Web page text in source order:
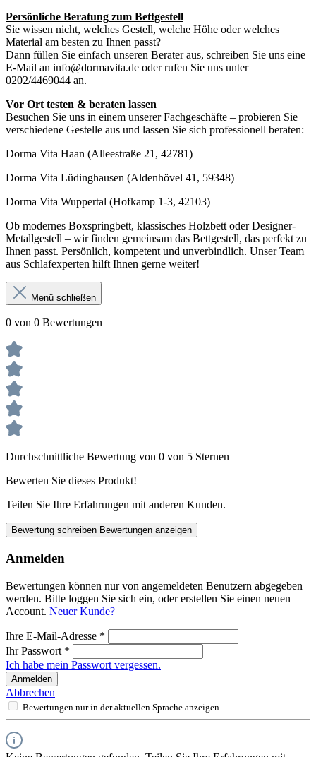
Persönliche Beratung zum Bettgestell
Sie wissen nicht, welches Gestell, welche Höhe oder welches
Material am besten zu Ihnen passt?
Dann füllen Sie einfach unseren Berater aus, schreiben Sie uns eine
E-Mail an info@dormavita.de oder rufen Sie uns unter
0202/4469044 an.
Vor Ort testen & beraten lassen
Besuchen Sie uns in einem unserer Fachgeschäfte – probieren Sie
verschiedene Gestelle aus und lassen Sie sich professionell beraten:
Dorma Vita Haan (Alleestraße 21, 42781)
Dorma Vita Lüdinghausen (Aldenhövel 41, 59348)
Dorma Vita Wuppertal (Hofkamp 1-3, 42103)
Ob modernes Boxspringbett, klassisches Holzbett oder Designer-
Metallgestell – wir finden gemeinsam das Bettgestell, das perfekt zu
Ihnen passt. Persönlich, kompetent und unverbindlich. Unser Team
aus Schlafexperten hilft Ihnen gerne weiter!
Menü schließen
0 von 0 Bewertungen
Durchschnittliche Bewertung von 0 von 5 Sternen
Bewerten Sie dieses Produkt!
Teilen Sie Ihre Erfahrungen mit anderen Kunden.
Bewertung schreiben Bewertungen anzeigen
Anmelden
Bewertungen können nur von angemeldeten Benutzern abgegeben
werden. Bitte loggen Sie sich ein, oder erstellen Sie einen neuen
Account. Neuer Kunde?
Ihre E-Mail-Adresse *
Ihr Passwort *
Ich habe mein Passwort vergessen.
Anmelden
Abbrechen
Bewertungen nur in der aktuellen Sprache anzeigen.